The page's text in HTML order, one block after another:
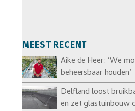
MEEST RECENT
Aike de Heer: ‘We
beheersbaar houden’
Delfland loost
en zet glastuinbouw